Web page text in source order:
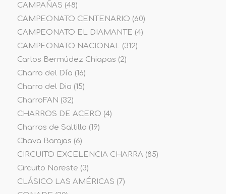
CAMPAÑAS (48)
CAMPEONATO CENTENARIO (60)
CAMPEONATO EL DIAMANTE (4)
CAMPEONATO NACIONAL(312)
Carlos Bermúdez Chiapas (2)
Charro del Día (16)
Charro del Dia (15)
CharroFAN (32)
CHARROS DE ACERO (4)
Charros de Saltillo (19)
Chava Barajas (6)
CIRCUITO EXCELENCIA CHARRA(85)
Circuito Noreste (3)
CLÁSICO LAS AMÉRICAS (7)